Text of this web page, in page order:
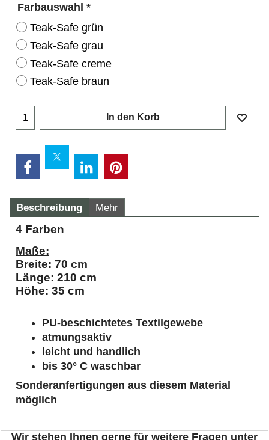
Farbauswahl *
Teak-Safe grün
Teak-Safe grau
Teak-Safe creme
Teak-Safe braun
In den Korb
Beschreibung Mehr
4 Farben
Maße:
Breite: 70 cm
Länge: 210 cm
Höhe: 35 cm
PU-beschichtetes Textilgewebe
atmungsaktiv
leicht und handlich
bis 30° C waschbar
Sonderanfertigungen aus diesem Material
möglich
Wir stehen Ihnen gerne für weitere Fragen unter